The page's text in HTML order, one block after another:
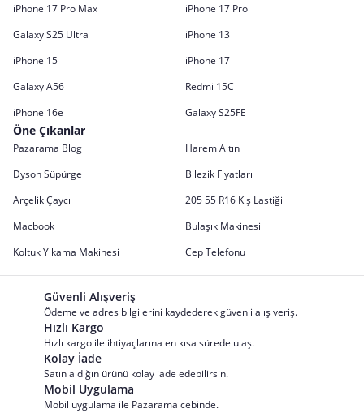
iPhone 17 Pro Max
iPhone 17 Pro
Galaxy S25 Ultra
iPhone 13
iPhone 15
iPhone 17
Galaxy A56
Redmi 15C
iPhone 16e
Galaxy S25FE
Öne Çıkanlar
Pazarama Blog
Harem Altın
Dyson Süpürge
Bilezik Fiyatları
Arçelik Çaycı
205 55 R16 Kış Lastiği
Macbook
Bulaşık Makinesi
Koltuk Yıkama Makinesi
Cep Telefonu
Güvenli Alışveriş
Ödeme ve adres bilgilerini kaydederek güvenli alış veriş.
Hızlı Kargo
Hızlı kargo ile ihtiyaçlarına en kısa sürede ulaş.
Kolay İade
Satın aldığın ürünü kolay iade edebilirsin.
Mobil Uygulama
Mobil uygulama ile Pazarama cebinde.